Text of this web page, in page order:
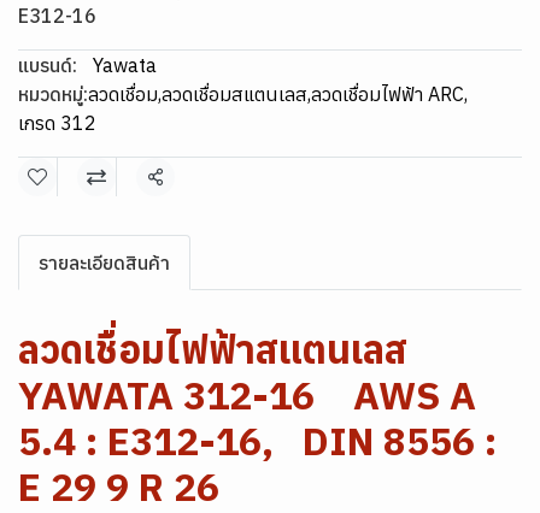
E312-16
แบรนด์:
Yawata
หมวดหมู่:ลวดเชื่อม,ลวดเชื่อมสแตนเลส,ลวดเชื่อมไฟฟ้า ARC,
เกรด 312
แชร์
รายละเอียดสินค้า
ลวดเชื่อมไฟฟ้าสแตนเลส
YAWATA 312-16 AWS A
5.4 : E312-16, DIN 8556 :
E 29 9 R 26